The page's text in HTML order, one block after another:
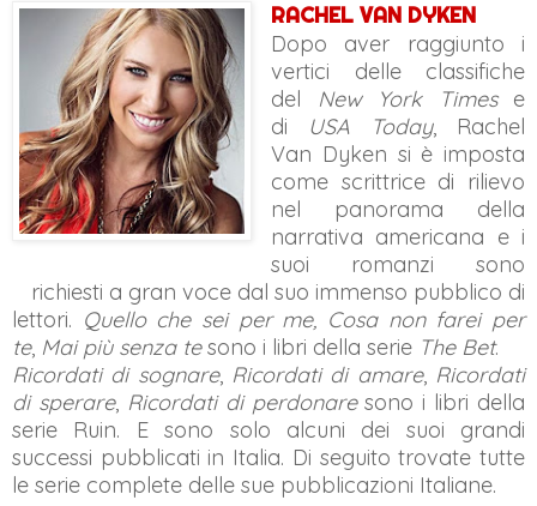
RACHEL VAN DYKEN
Dopo aver raggiunto i
vertici delle classifiche
del
New York Timese
di USA Today, Rachel
Van Dyken si è imposta
come scrittrice di rilievo
nel panorama della
narrativa americana e i
suoi romanzi sono
richiesti a gran voce dal suo immenso pubblico di
lettori. Quello che sei per me, Cosa non farei per
te, Mai più senza tesono i libri della serie The Bet.
Ricordati di sognare, Ricordati di amare, Ricordati
di sperare, Ricordati di perdonaresono i libri della
serie Ruin. E sono solo alcuni dei suoi grandi
successi pubblicati in Italia. Di seguito trovate tutte
le serie complete delle sue pubblicazioni Italiane.